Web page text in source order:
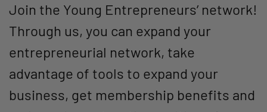
Join the Young Entrepreneurs’ network!
Through us, you can expand your
entrepreneurial network, take
advantage of tools to expand your
business, get membership benefits and